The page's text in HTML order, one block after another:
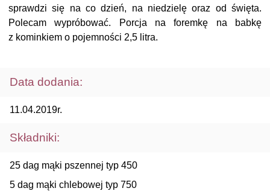
sprawdzi się na co dzień, na niedzielę oraz od święta.
Polecam wypróbować. Porcja na foremkę na babkę
z kominkiem o pojemności 2,5 litra.
Data dodania:
11.04.2019r.
Składniki:
25 dag mąki pszennej typ 450
5 dag mąki chlebowej typ 750